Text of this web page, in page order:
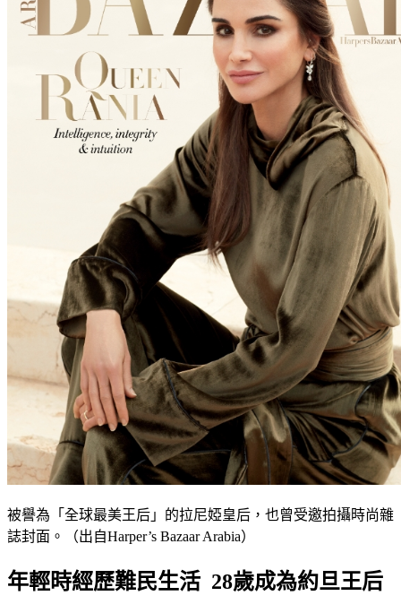
被譽為「全球最美王后」的拉尼婭皇后，也曾受邀拍攝時尚雜
誌封面。（出自Harper’s Bazaar Arabia）
年輕時經歷難民生活 28歲成為約旦王后